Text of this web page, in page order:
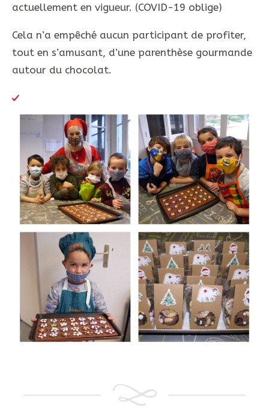
actuellement en vigueur. (COVID-19 oblige)
Cela n’a empêché aucun participant de profiter,
tout en s’amusant, d’une parenthèse gourmande
autour du chocolat.